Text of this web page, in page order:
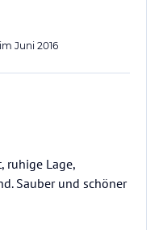
Juni 2016
ruhige Lage,
Sauber und schöner